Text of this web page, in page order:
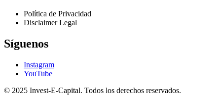
Política de Privacidad
Disclaimer Legal
Síguenos
Instagram
YouTube
© 2025 Invest-E-Capital. Todos los derechos reservados.